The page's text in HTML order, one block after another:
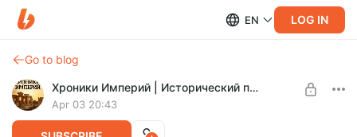
EN LOG IN
Go to blog
Хроники Империй | Исторический подкаст
Apr 03 20:43